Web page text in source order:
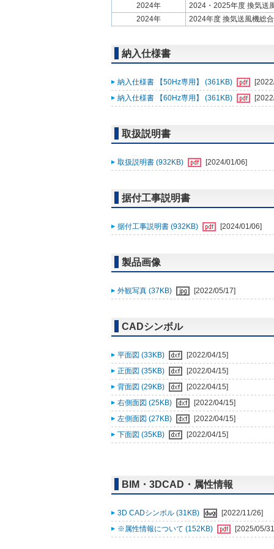
2024年
2024・2025年度 換気送
2024年
2024年度 換気送風機総
納入仕様書
納入仕様書 【50Hz専用】 (361KB)
納入仕様書 【60Hz専用】 (361KB)
取扱説明書
取扱説明書 (932KB) [2024/01/06]
据付工事説明書
据付工事説明書 (932KB) [2024/01/06]
製品画像
外観写真 (37KB) [2022/05/17]
CADシンボル
平面図 (33KB)
[2022/04/15]
正面図 (35KB)
[2022/04/15]
背面図 (29KB)
[2022/04/15]
右側面図 (25KB)
[2022/04/15]
左側面図 (27KB)
[2022/04/15]
下面図 (35KB)
[2022/04/15]
BIM・3DCAD・属性情報
3D CADシンボル (31KB)
[2022/11/26]
※属性情報について (152KB)
[2025/05/